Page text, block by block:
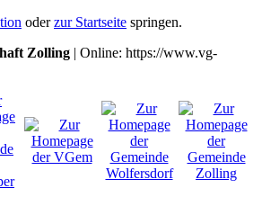
oderzur Startseite springen.
Zolling | Online: https://www.vg-